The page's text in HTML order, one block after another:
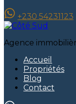
+230 54231123
Agence
Accueil
Propriétés
Blog
Contact